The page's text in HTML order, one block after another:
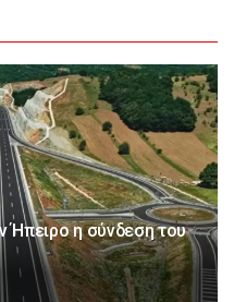
Ήπειρο η σύνδεση του